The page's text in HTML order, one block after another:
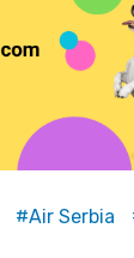
Air Serbia